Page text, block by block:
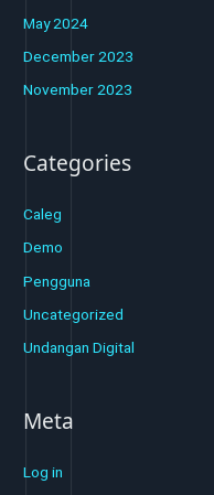
May 2024
December 2023
November 2023
Categories
Caleg
Demo
Pengguna
Uncategorized
Undangan Digital
Meta
Log in